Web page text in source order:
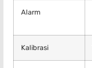
Alarm
Kalibrasi